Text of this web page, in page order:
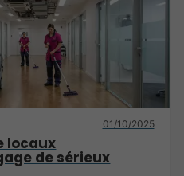
01/10/2025
locaux
de sérieux